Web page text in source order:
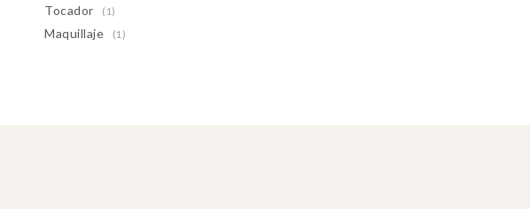
Tocador (1)
Maquillaje (1)